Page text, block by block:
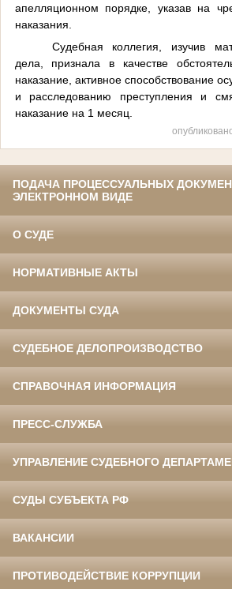
апелляционном порядке, указав на
наказания.
Судебная коллегия, изучив
дела, признала в качестве
наказание, активное способствование
и расследованию преступления и
наказание на 1 месяц.
ПОДАЧА ПРОЦЕССУАЛЬНЫХ
ЭЛЕКТРОННОМ ВИДЕ
О СУДЕ
НОРМАТИВНЫЕ АКТЫ
ДОКУМЕНТЫ СУДА
СУДЕБНОЕ ДЕЛОПРОИЗВОДСТВО
СПРАВОЧНАЯ ИНФОРМАЦИЯ
ПРЕСС-СЛУЖБА
УПРАВЛЕНИЕ СУДЕБНОГО
СУДЫ СУБЪЕКТА РФ
ВАКАНСИИ
ПРОТИВОДЕЙСТВИЕ КОРРУПЦИИ